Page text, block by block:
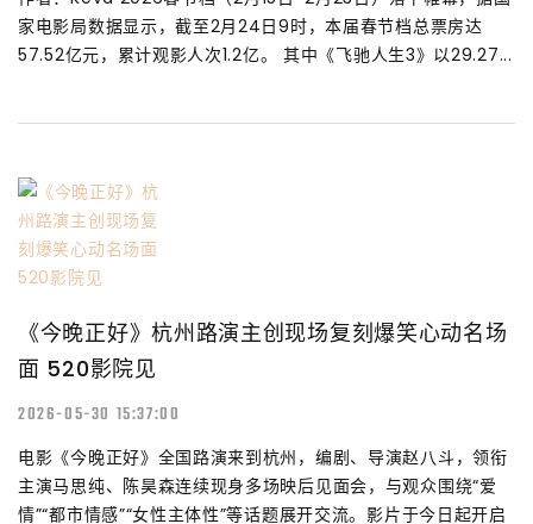
家电影局数据显示，截至2月24日9时，本届春节档总票房达
57.52亿元，累计观影人次1.2亿。 其中《飞驰人生3》以29.27...
《今晚正好》杭州路演主创现场复刻爆笑心动名场
面 520影院见
2026-05-30 15:37:00
电影《今晚正好》全国路演来到杭州，编剧、导演赵八斗，领衔
主演马思纯、陈昊森连续现身多场映后见面会，与观众围绕“爱
情”“都市情感”“女性主体性”等话题展开交流。影片于今日起开启